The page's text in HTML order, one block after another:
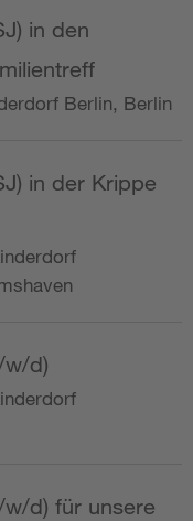
in den
Berlin, Berlin
in der Krippe
w/d)
w/d) für unsere